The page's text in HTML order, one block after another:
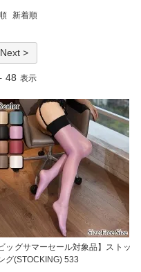
新着順
Next >
- 48 表示
ビッグサマーセール対象品】ストッ
グ(STOCKING) 533